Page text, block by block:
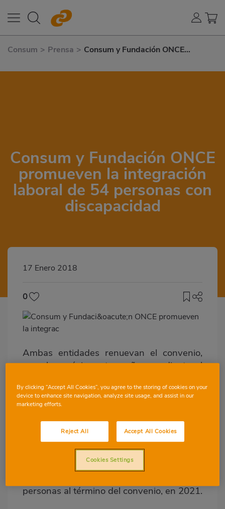
Consum > Prensa > Consum y Fundación ONCE
de 54 Personas Con Discapacidad
Consum y Fundación ONCE
promueven la integración
laboral de 54 personas con
discapacidad
17 Enero 2018
0
Ambas entidades renuevan el convenio,
para los próximos tres años, mediante el
personas más a su plantilla
esta mañana el Convenio Inserta a través
del cual, se espera incorporar a la plantilla
de la Cooperativa a 30 personas con
discapacidad durante los próximos tres
personas al término del convenio, en 2021.
By clicking “Accept All Cookies”, you agree to the storing of cookies on your
device to enhance site navigation, analyze site usage, and assist in our
marketing efforts.
Reject All Accept All Cookies
Cookies Settings